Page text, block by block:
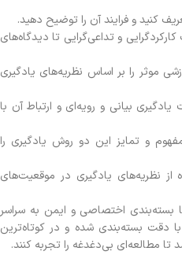
کنید و فرایند آن را توضیح دهید.
کارکردگرایی و تداعی‌گرایی تا دیدگاه‌های
موثر را بر اساس نظریه‌های یادگیری
یادگیری بیانی و رویه‌ای و ارتباط آن با
و تمایز این دو روش یادگیری را
از نظریه‌های یادگیری در موقعیت‌های
بسته‌بندی اختصاصی و ایمن به سراسر
دقت بسته‌بندی شده و در کوتاه‌ترین
مطالعه‌ای بی‌دغدغه را تجربه کنند.